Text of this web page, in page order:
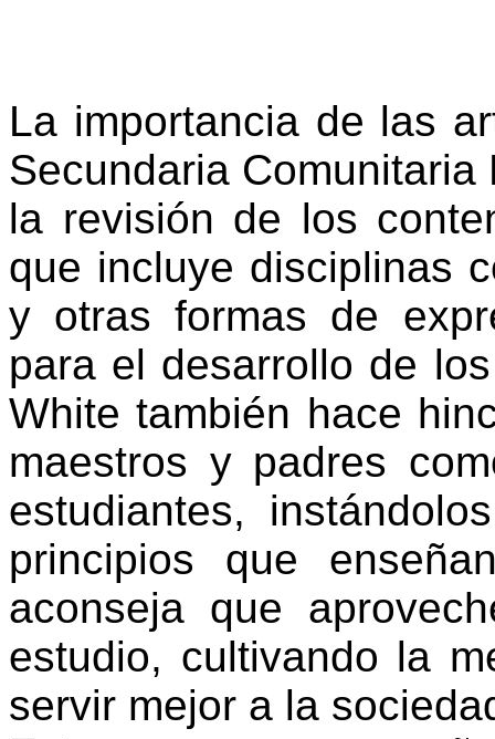
La importancia de las
Secundaria
la revisión de los
que incluye disciplinas
y otras formas de
para el desarrollo de
White también hace
maestros y padres
estudiantes,
principios que
aconseja que
estudio, cultivando la
servir mejor a la